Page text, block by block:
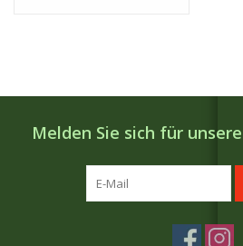
Melden Sie sich für